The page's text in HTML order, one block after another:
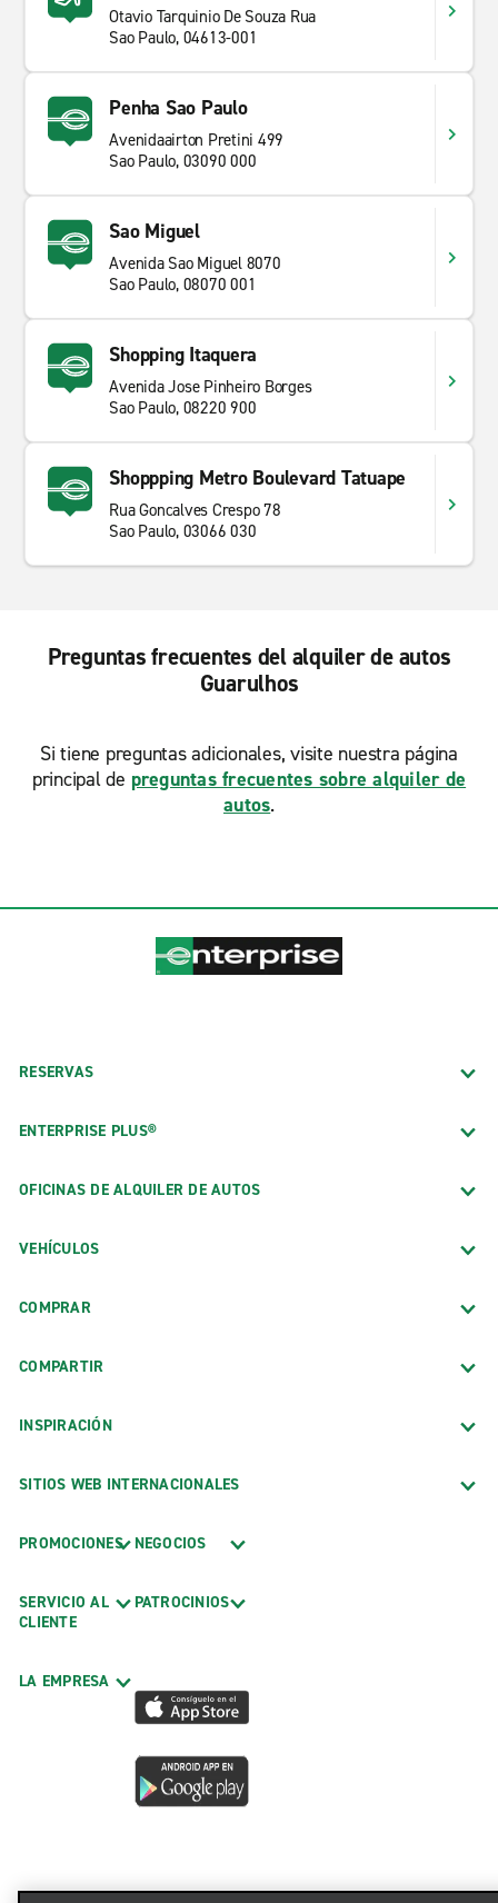
Otavio Tarquinio De Souza Rua
Sao Paulo, 04613-001
Penha Sao Paulo
Avenidaairton Pretini 499
Sao Paulo, 03090 000
Sao Miguel
Avenida Sao Miguel 8070
Sao Paulo, 08070 001
Shopping Itaquera
Avenida Jose Pinheiro Borges
Sao Paulo, 08220 900
Shoppping Metro Boulevard Tatuape
Rua Goncalves Crespo 78
Sao Paulo, 03066 030
Preguntas frecuentes del alquiler de autos
Guarulhos
Si tiene preguntas adicionales, visite nuestra página
principal de preguntas frecuentes sobre alquiler de
autos.
RESERVAS
ENTERPRISE PLUS®
OFICINAS DE ALQUILER DE AUTOS
VEHÍCULOS
COMPRAR
COMPARTIR
INSPIRACIÓN
SITIOS WEB INTERNACIONALES
PROMOCIONES
SERVICIO AL
CLIENTE
LA EMPRESA
NEGOCIOS
PATROCINIOS